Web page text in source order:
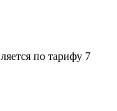
по тарифу 7